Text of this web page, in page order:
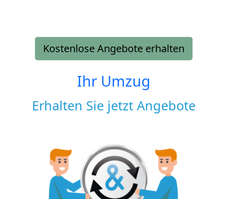
Kostenlose Angebote erhalten
Ihr Umzug
Erhalten Sie jetzt Angebote